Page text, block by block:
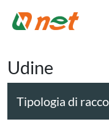
Udine
Tipologia di